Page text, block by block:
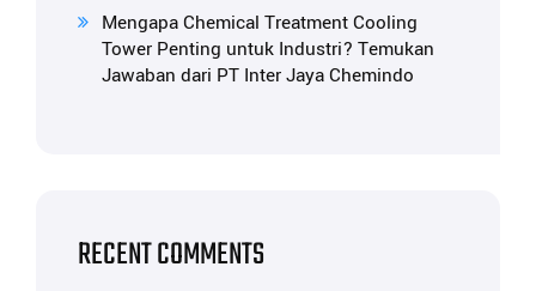
Mengapa Chemical Treatment Cooling
Tower Penting untuk Industri? Temukan
Jawaban dari PT Inter Jaya Chemindo
RECENT COMMENTS